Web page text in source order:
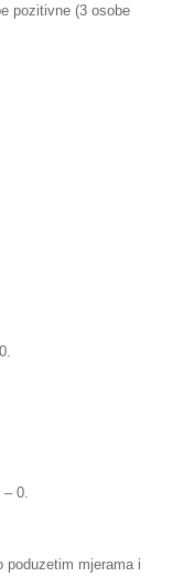
pozitivne (3 osobe
– 0.
poduzetim mjerama i